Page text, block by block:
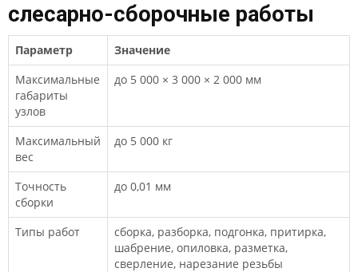
слесарно-сборочные работы
Параметр
Значение
Максимальные
габариты
узлов
до 5 000 × 3 000 × 2 000 мм
Максимальный
вес
до 5 000 кг
Точность
сборки
до 0,01 мм
Типы работ
сборка, разборка, подгонка, притирка,
шабрение, опиловка, разметка,
сверление, нарезание резьбы